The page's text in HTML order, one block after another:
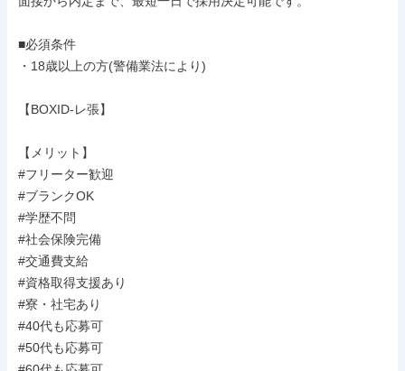
■必須条件
・18歳以上の方(警備業法により)
【BOXID-レ張】
【メリット】
#フリーター歓迎
#ブランクOK
#学歴不問
#社会保険完備
#交通費支給
#資格取得支援あり
#寮・社宅あり
#40代も応募可
#50代も応募可